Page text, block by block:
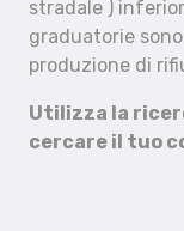
stradale )
graduatorie
produzione di
Utilizza la
cercare il tuo